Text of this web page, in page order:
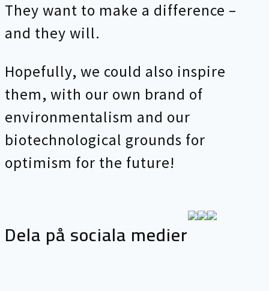
They want to make a difference –
and they will.
Hopefully, we could also inspire
them, with our own brand of
environmentalism and our
biotechnological grounds for
optimism for the future!
Dela på sociala medier